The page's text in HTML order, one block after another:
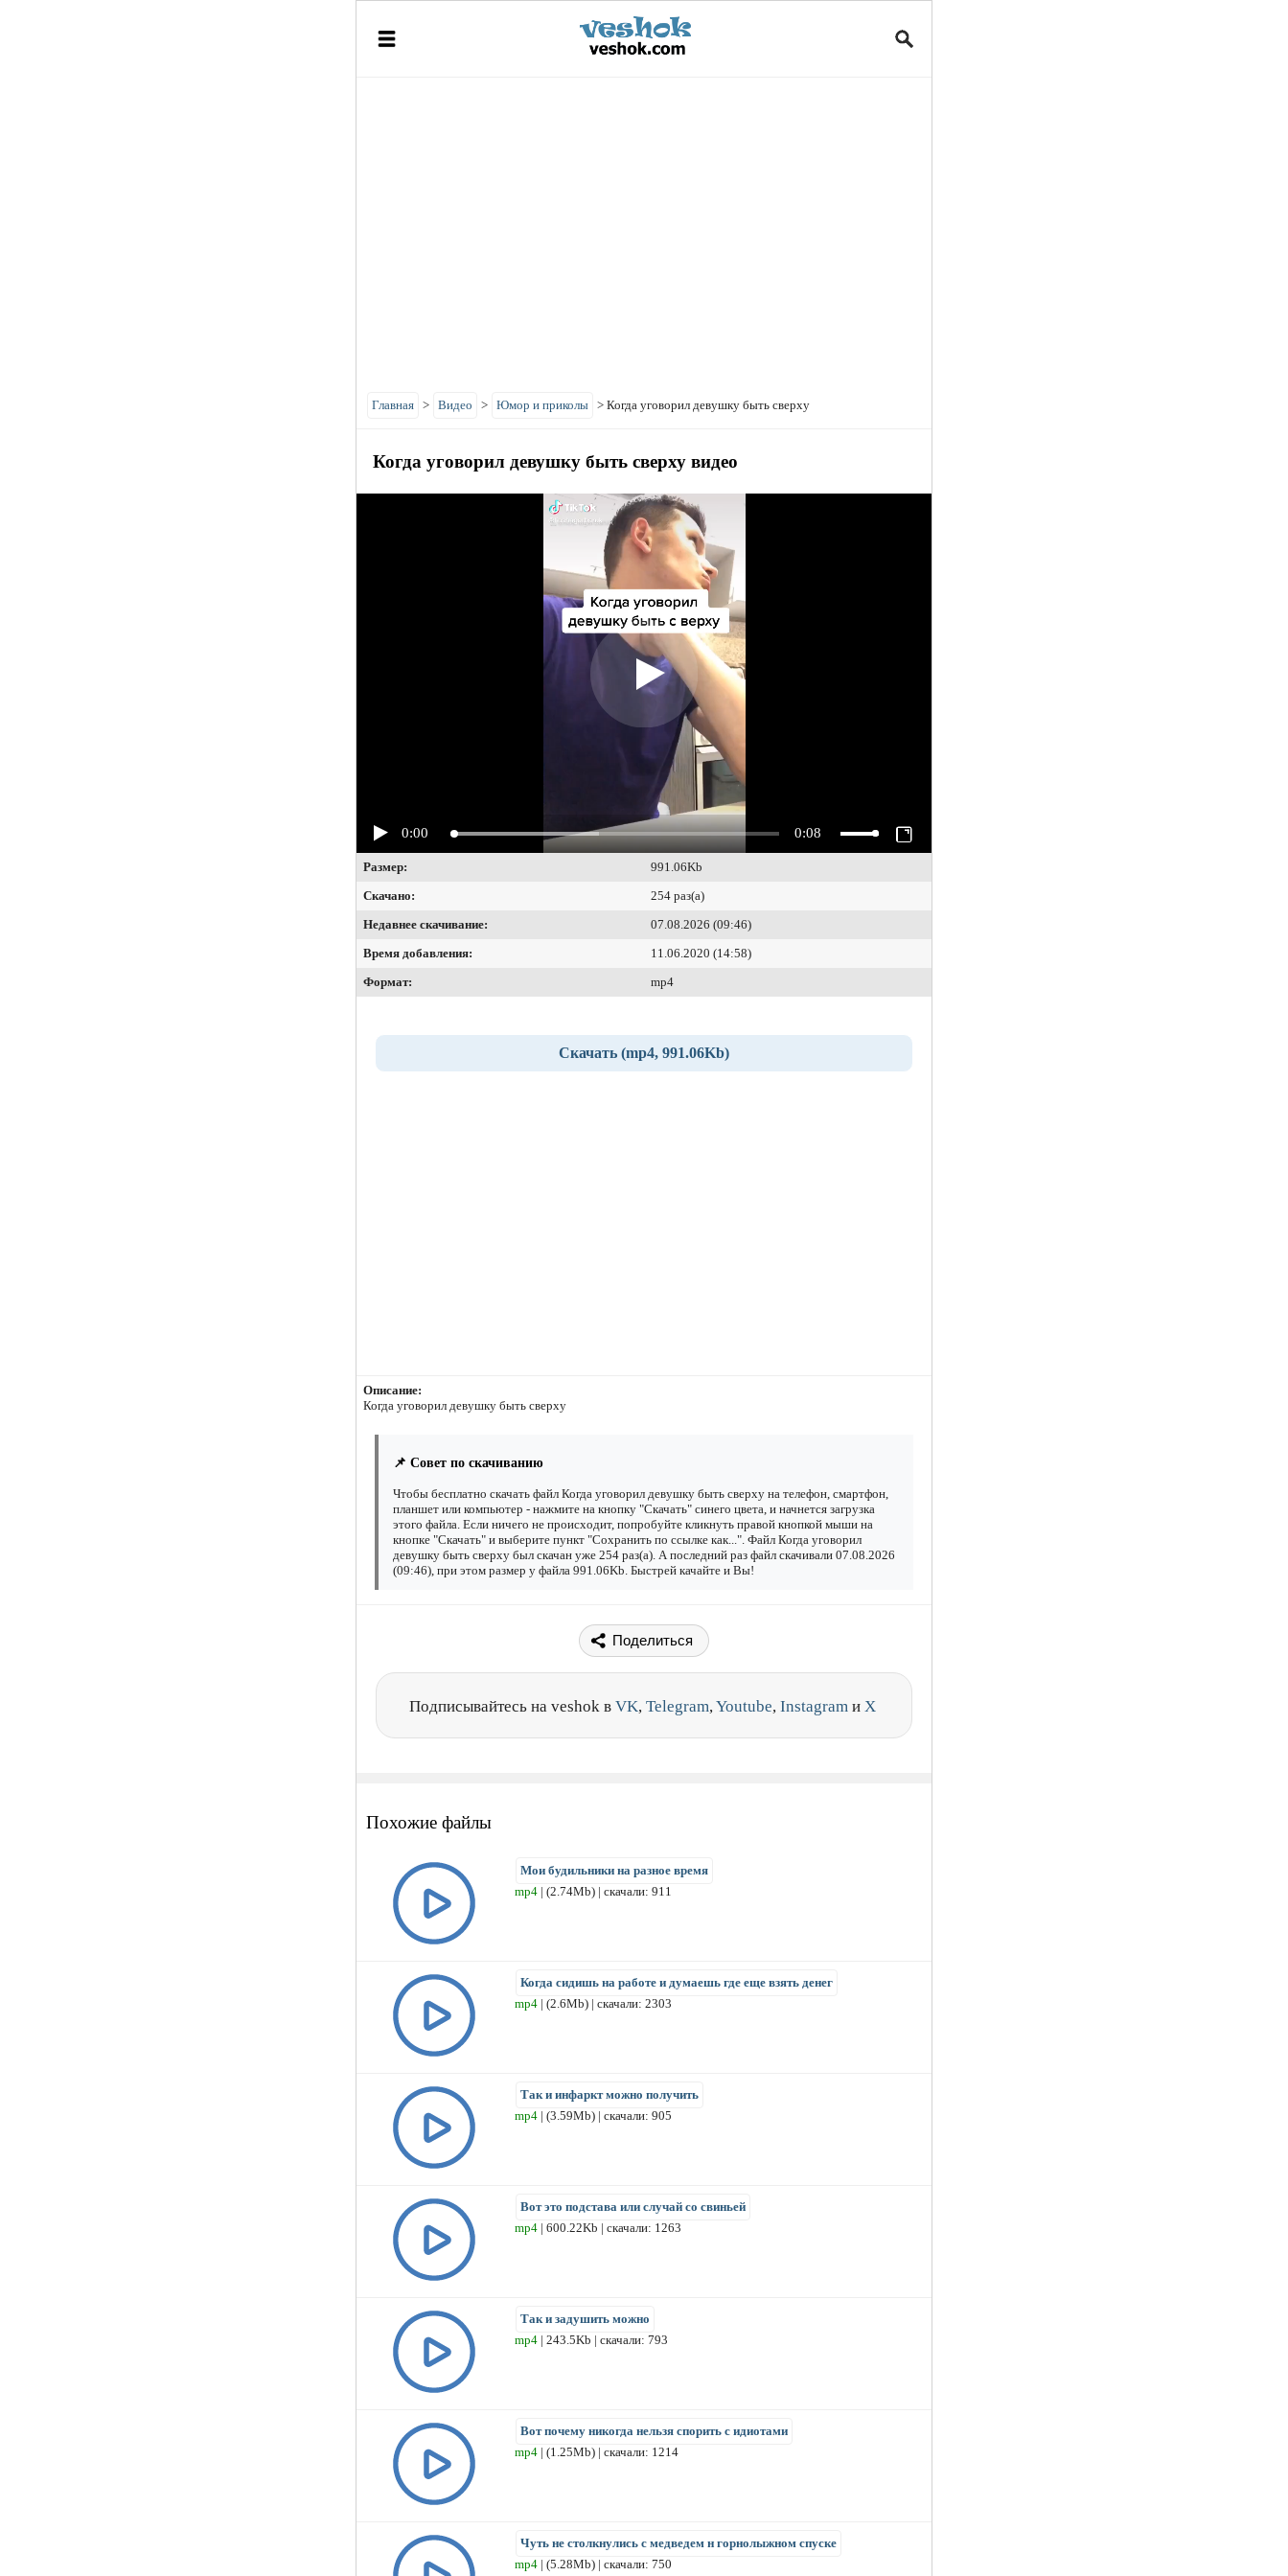
Главная > Видео > Юмор и приколы > Когда уговорил девушку быть сверху
Когда уговорил девушку быть сверху видео
0:00 0:08
Размер:
991.06Kb
Скачано:
254 раз(а)
Недавнее скачивание:
07.08.2026 (09:46)
Время добавления:
11.06.2020 (14:58)
Формат:
mp4
Скачать (mp4, 991.06Kb)
Описание:
Когда уговорил девушку быть сверху
📌 Совет по скачиванию
Чтобы бесплатно скачать файл Когда уговорил девушку быть сверху на телефон, смартфон,
планшет или компьютер - нажмите на кнопку "Скачать" синего цвета, и начнется загрузка
этого файла. Если ничего не происходит, попробуйте кликнуть правой кнопкой мыши на
кнопке "Скачать" и выберите пункт "Сохранить по ссылке как...". Файл Когда уговорил
девушку быть сверху был скачан уже 254 раз(а). А последний раз файл скачивали 07.08.2026
(09:46), при этом размер у файла 991.06Kb. Быстрей качайте и Вы!
Поделиться
Подписывайтесь на veshok в VK, Telegram,Youtube, Instagram и X
Похожие файлы
Мои будильники на разное время
mp4 | (2.74Mb) | скачали: 911
Когда сидишь на работе и думаешь где еще взять денег
mp4 | (2.6Mb) | скачали: 2303
Так и инфаркт можно получить
mp4 | (3.59Mb) | скачали: 905
Вот это подстава или случай со свиньей
mp4 | 600.22Kb | скачали: 1263
Так и задушить можно
mp4 | 243.5Kb | скачали: 793
Вот почему никогда нельзя спорить с идиотами
mp4 | (1.25Mb) | скачали: 1214
Чуть не столкнулись с медведем н горнолыжном спуске
mp4 | (5.28Mb) | скачали: 750